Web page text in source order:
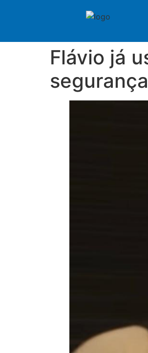
Flávio já